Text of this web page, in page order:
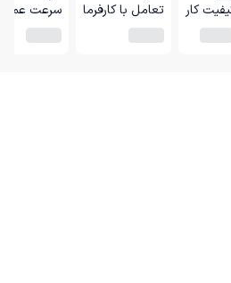
کار تعامل با کارفرما سرعت عمل